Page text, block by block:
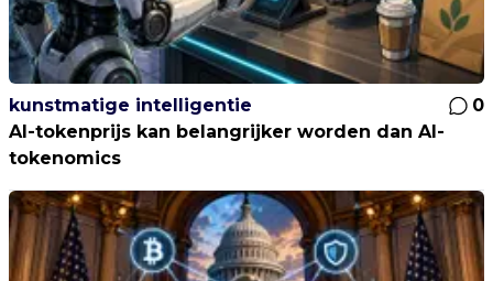
kunstmatige intelligentie
0
AI-tokenprijs kan belangrijker worden dan AI-
tokenomics